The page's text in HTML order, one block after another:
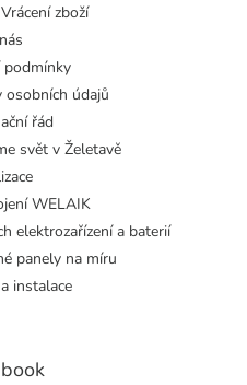
zboží
podmínky
osobních údajů
řád
svět v Želetavě
WELAIK
elektrozařízení a baterií
panely na míru
instalace